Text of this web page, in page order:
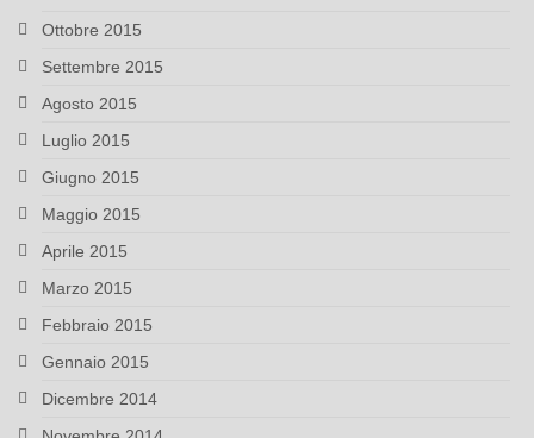
Ottobre 2015
Settembre 2015
Agosto 2015
Luglio 2015
Giugno 2015
Maggio 2015
Aprile 2015
Marzo 2015
Febbraio 2015
Gennaio 2015
Dicembre 2014